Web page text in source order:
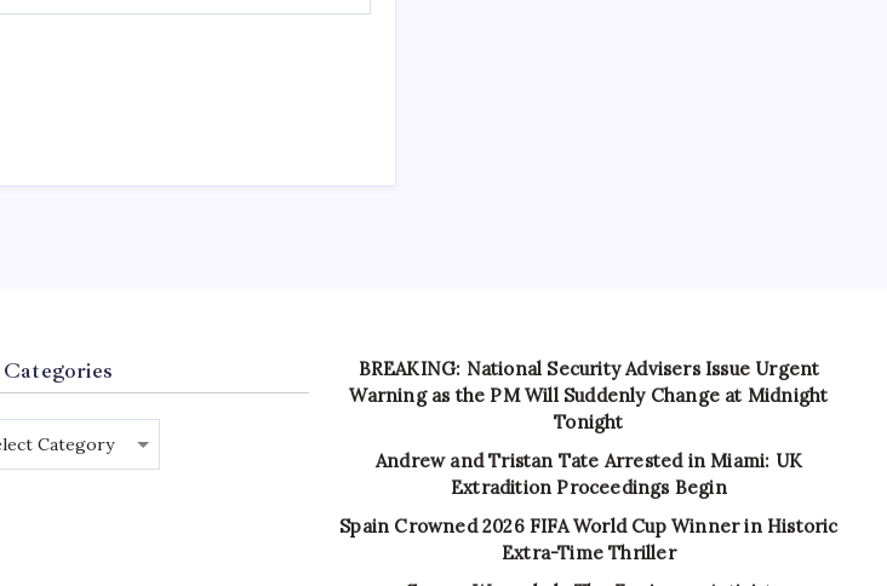
Categories
BREAKING: National Security Advisers Issue Urgent
Warning as the PM Will Suddenly Change at Midnight
Tonight
Andrew and Tristan Tate Arrested in Miami: UK
Extradition Proceedings Begin
Spain Crowned 2026 FIFA World Cup Winner in Historic
Extra-Time Thriller